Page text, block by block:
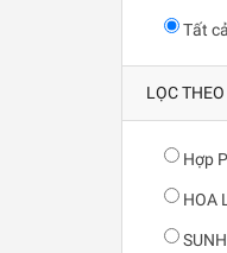
Tất cả
LỌC
Hợp
HOA